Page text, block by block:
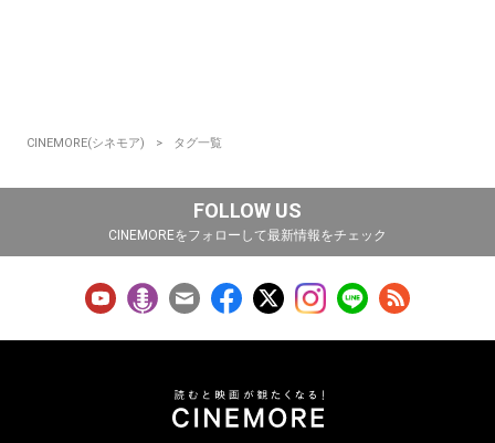
CINEMORE(シネモア) タグ一覧
FOLLOW US
CINEMOREをフォローして最新情報をチェック